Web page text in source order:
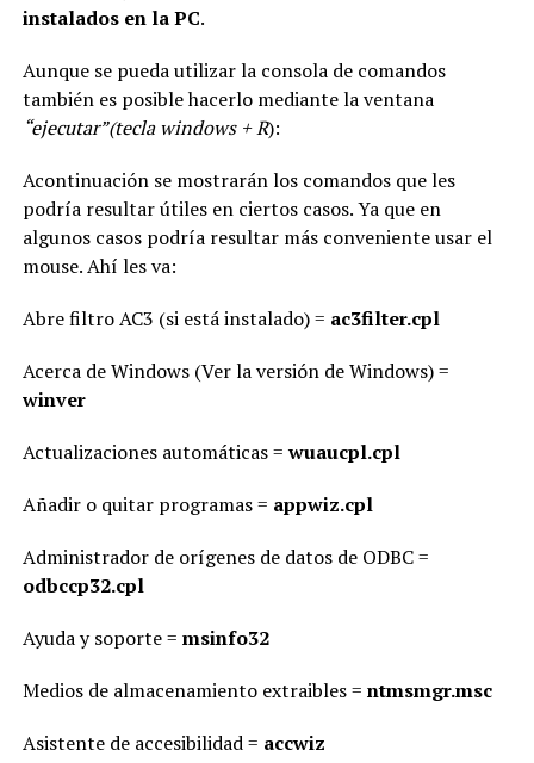
instalados en la PC.
Aunque se pueda utilizar la consola de comandos
también es posible hacerlo mediante la ventana
“ejecutar”(tecla windows + R):
Acontinuación se mostrarán los comandos que les
podría resultar útiles en ciertos casos. Ya que en
algunos casos podría resultar más conveniente usar el
mouse. Ahí les va:
Abre filtro AC3 (si está instalado) = ac3filter.cpl
Acerca de Windows (Ver la versión de Windows) =
winver
Actualizaciones automáticas =wuaucpl.cpl
Añadir o quitar programas = appwiz.cpl
Administrador de orígenes de datos de ODBC =
odbccp32.cpl
Ayuda y soporte = msinfo32
Medios de almacenamiento extraibles = ntmsmgr.msc
Asistente de accesibilidad = accwiz